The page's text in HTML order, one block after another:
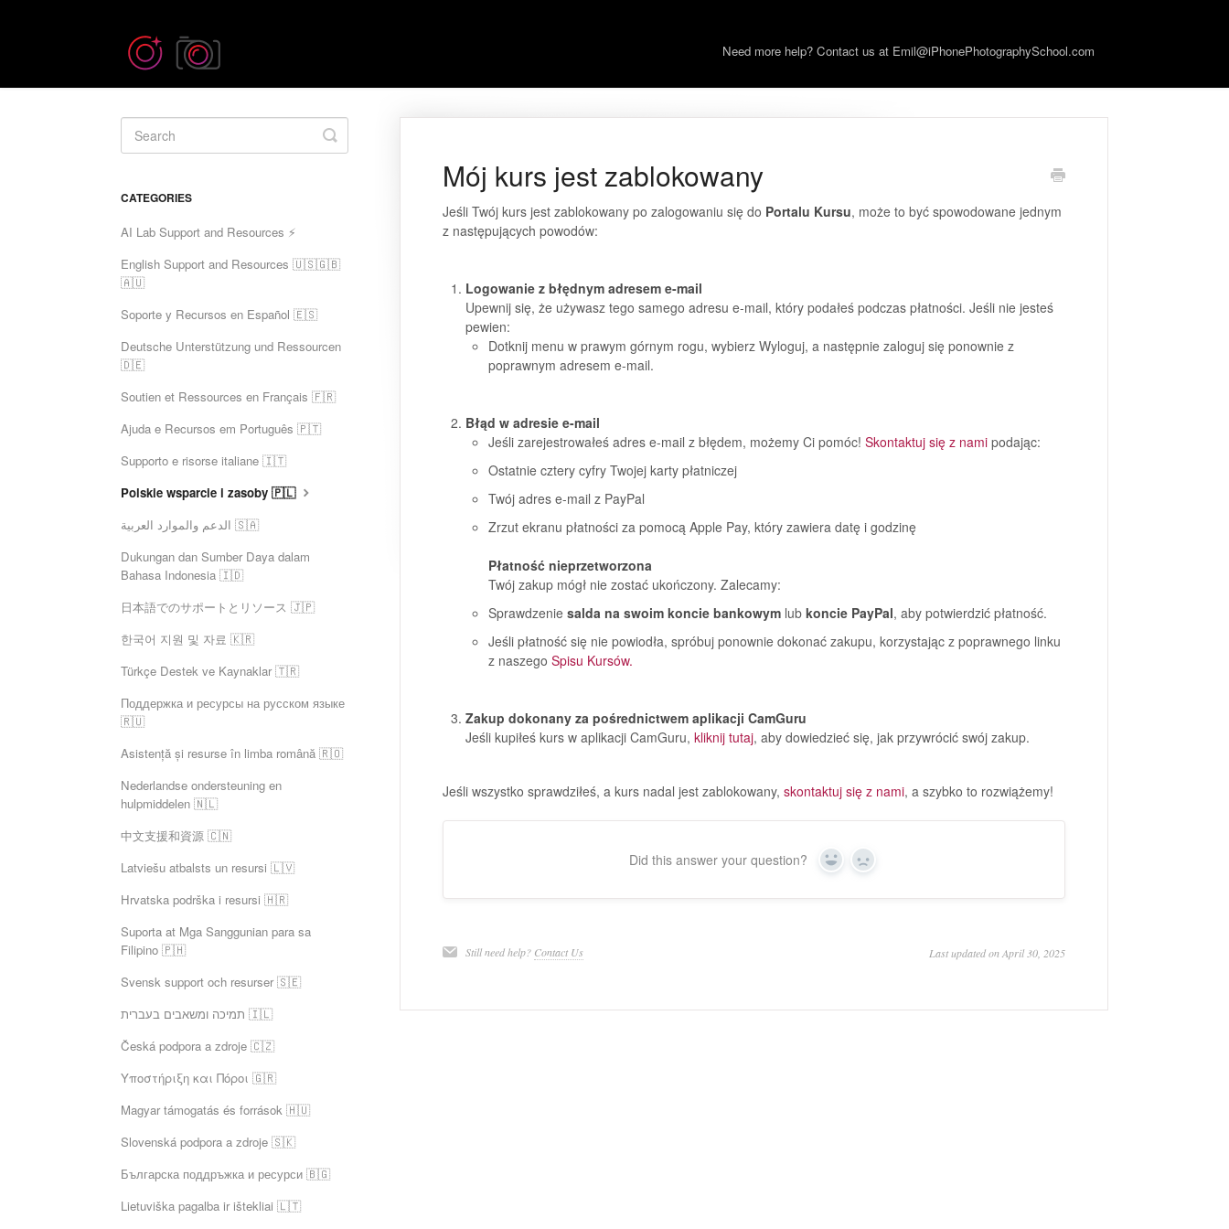
Need more help? Contact us at Emil@iPhonePhotographySchool.com
Mój kurs jest zablokowany
Jeśli Twój kurs jest zablokowany po zalogowaniu się do Portalu Kursu, może to być spowodowane jednym
z następujących powodów:
Logowanie z błędnym adresem e-mail
Upewnij się, że używasz tego samego adresu e-mail, który podałeś podczas płatności. Jeśli nie jesteś
pewien:
Dotknij menu w prawym górnym rogu, wybierz Wyloguj, a następnie zaloguj się ponownie z
poprawnym adresem e-mail.
Błąd w adresie e-mail
Jeśli zarejestrowałeś adres e-mail z błędem, możemy Ci pomóc! Skontaktuj się z namipodając:
Ostatnie cztery cyfry Twojej karty płatniczej
Twój adres e-mail z PayPal
Zrzut ekranu płatności za pomocą Apple Pay, który zawiera datę i godzinę
Płatność nieprzetworzona
Twój zakup mógł nie zostać ukończony. Zalecamy:
Sprawdzenie salda na swoim koncie bankowymlub koncie PayPal, aby potwierdzić płatność.
Jeśli płatność się nie powiodła, spróbuj ponownie dokonać zakupu, korzystając z poprawnego linku
z naszego Spisu Kursów.
Zakup dokonany za pośrednictwem aplikacji CamGuru
Jeśli kupiłeś kurs w aplikacji CamGuru, kliknij tutaj, aby dowiedzieć się, jak przywrócić swój zakup.
Jeśli wszystko sprawdziłeś, a kurs nadal jest zablokowany, skontaktuj się z nami, a szybko to rozwiążemy!
Did this answer your question? Yes No
Still need help? Contact Us Last updated on April 30, 2025
Toggle
Search
CATEGORIES
AI Lab Support and Resources ⚡
English Support and Resources 🇺🇸🇬🇧
🇦🇺
Soporte y Recursos en Español 🇪🇸
Deutsche Unterstützung und Ressourcen
🇩🇪
Soutien et Ressources en Français 🇫🇷
Ajuda e Recursos em Português 🇵🇹
Supporto e risorse italiane 🇮🇹
Polskie wsparcie i zasoby 🇵🇱
الدعم والموارد العربية 🇸🇦
Dukungan dan Sumber Daya dalam
Bahasa Indonesia 🇮🇩
日本語でのサポートとリソース 🇯🇵
한국어 지원 및 자료 🇰🇷
Türkçe Destek ve Kaynaklar 🇹🇷
Поддержка и ресурсы на русском языке
🇷🇺
Asistență și resurse în limba română 🇷🇴
Nederlandse ondersteuning en
hulpmiddelen 🇳🇱
中文支援和資源 🇨🇳
Latviešu atbalsts un resursi 🇱🇻
Hrvatska podrška i resursi 🇭🇷
Suporta at Mga Sanggunian para sa
Filipino 🇵🇭
Svensk support och resurser 🇸🇪
תמיכה ומשאבים בעברית 🇮🇱
Česká podpora a zdroje 🇨🇿
Υποστήριξη και Πόροι 🇬🇷
Magyar támogatás és források 🇭🇺
Slovenská podpora a zdroje 🇸🇰
Българска поддръжка и ресурси 🇧🇬
Lietuviška pagalba ir ištekliai 🇱🇹